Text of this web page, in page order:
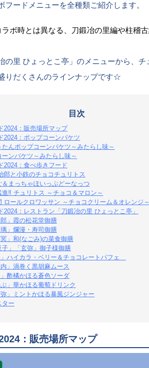
フードメニューを全種類ご紹介します。
ボ時とは異なる、刀鍛冶の里編や柱稽
の里 ひょっとこ亭」のメニューから、
りだくさんのラインナップです☆
目次
2024：販売場所マップ
2024：ポップコーンバケツ
んポップコーンバケツ～みたらし味～
ンバケツ～みたらし味～
2024：食べ歩きフード
と小鉄のチョコチュリトス
まっちゃほいっぷどーなっつ
‼ チュリトス ～チョコ＆マロン～
ールクロワッサン ～チョコクリーム＆オレンジ～
2024：レストラン「刀鍛冶の里 ひょっとこ亭」
」霞の松花堂御膳
」爛漫・寿司御膳
」和(なごみ)の菜食御膳
子」「玄弥」御子様御膳
ハイカラ・ベリー＆チョコレートパフェ​
」渦巻く黒胡麻ムース
酢橘かほる蒼色ソーダ
」華かほる葡萄ドリンク
」ミントかほる暴風ジンジャー
ター
：販売場所マップ